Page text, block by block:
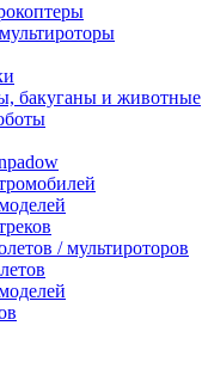
бакуганы и животные
/ мультироторов